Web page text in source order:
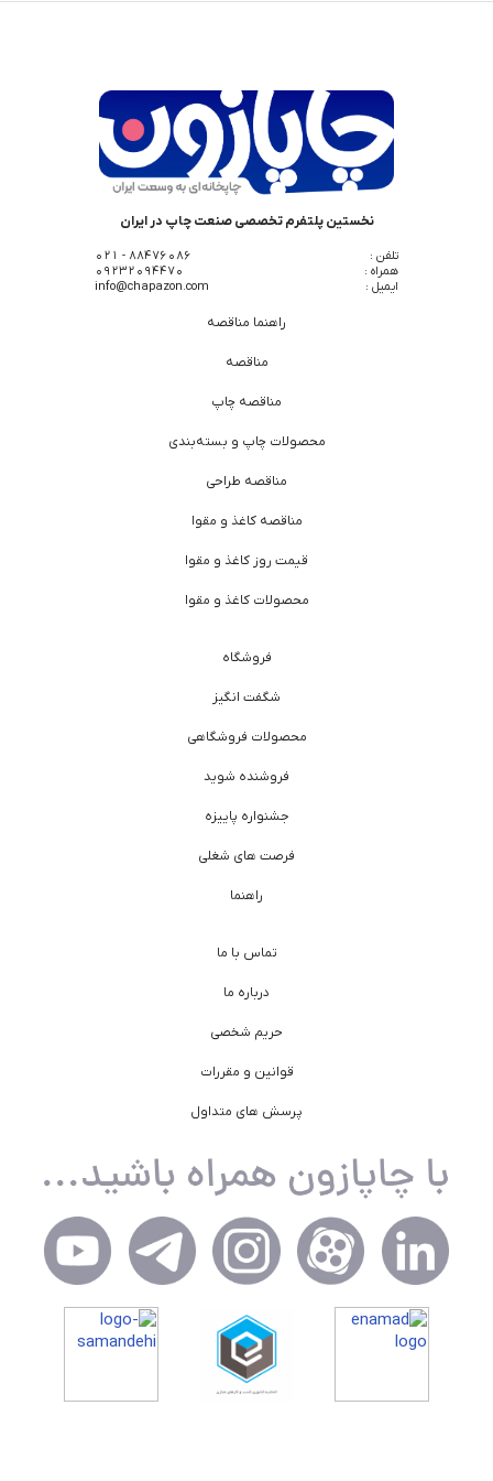
نخستین پلتفرم تخصصی صنعت چاپ در ایران
تلفن :
88476086 - 021
همراه :
09232094470
ایمیل :
info@chapazon.com
راهنما مناقصه
مناقصه
مناقصه چاپ
محصولات چاپ و بسته‌بندی
مناقصه طراحی
مناقصه کاغذ و مقوا
قیمت روز کاغذ و مقوا
محصولات کاغذ و مقوا
فروشگاه
شگفت انگیز
محصولات فروشگاهی
فروشنده شوید
جشنواره پاییزه
فرصت های شغلی
راهنما
تماس با ما
درباره ما
حریم شخصی
قوانین و مقررات
پرسش های متداول